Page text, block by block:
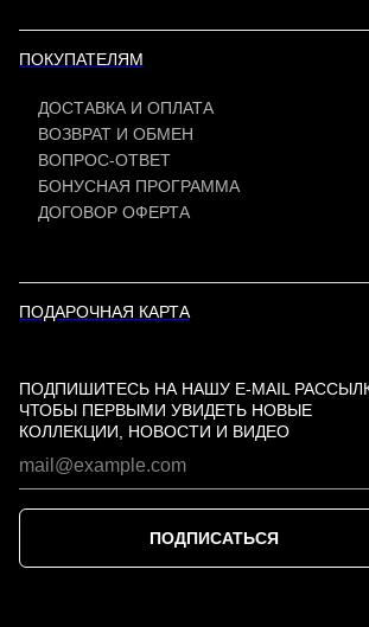
ПОКУПАТЕЛЯМ
ДОСТАВКА И ОПЛАТА
ВОЗВРАТ И ОБМЕН
ВОПРОС-ОТВЕТ
БОНУСНАЯ ПРОГРАММА
ДОГОВОР ОФЕРТА
ПОДАРОЧНАЯ КАРТА
ПОДПИШИТЕСЬ НА НАШУ E-MAIL
ЧТОБЫ ПЕРВЫМИ УВИДЕТЬ НОВЫЕ
КОЛЛЕКЦИИ, НОВОСТИ И ВИДЕО
ПОДПИСАТЬСЯ